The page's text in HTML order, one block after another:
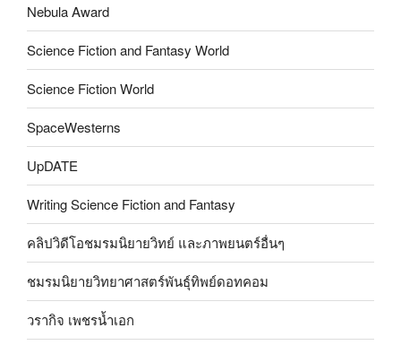
Nebula Award
Science Fiction and Fantasy World
Science Fiction World
SpaceWesterns
UpDATE
Writing Science Fiction and Fantasy
คลิปวิดีโอชมรมนิยายวิทย์ และภาพยนตร์อื่นๆ
ชมรมนิยายวิทยาศาสตร์พันธุ์ทิพย์ดอทคอม
วรากิจ เพชรน้ำเอก